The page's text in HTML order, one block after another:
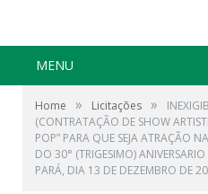
MENU
Home » Licitações »
(CONTRATAÇÃO DE SHOW
POP” PARA QUE SEJA ATRAÇÃO
DO 30° (TRIGESIMO)
PARÁ, DIA 13 DE DEZEMBRO DE